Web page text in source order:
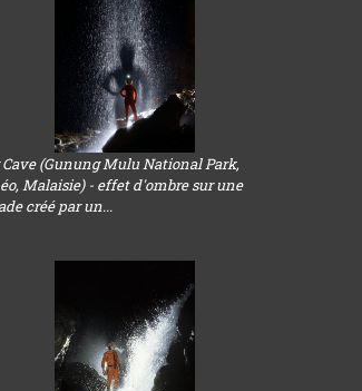
Cave (Gunung Mulu National Park,
Malaisie) - effet d'ombre sur une
créé par un...